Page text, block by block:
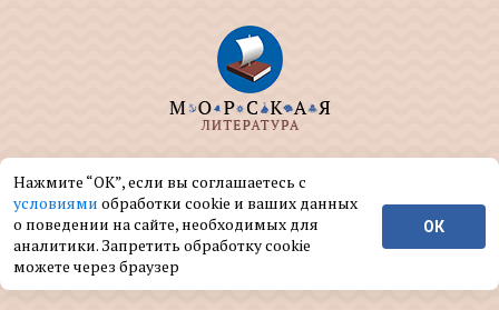
ООО "МОРКНИГА" занимается изданием и
реализацией книг на морскую тематику.
© ООО "МОРКНИГА", 2004 — 2026 г.
Нажмите “ОК”, если вы соглашаетесь с
условиями обработки cookie и ваших данных
о поведении на сайте, необходимых для
аналитики. Запретить обработку cookie
можете через браузер
ОК